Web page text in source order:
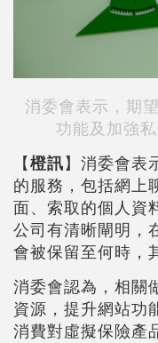
消委會表示，期
功能及加強
【橙訊】消委會表
的服務，包括網上
面、索取的個人資
公司有清晰閘明，
會被保留至何時，
消委會認為，相關
資源，提升網站功
消費對虛擬保險產